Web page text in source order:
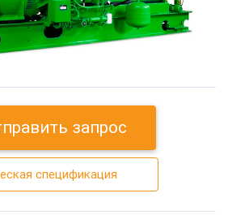
запрос
спецификация